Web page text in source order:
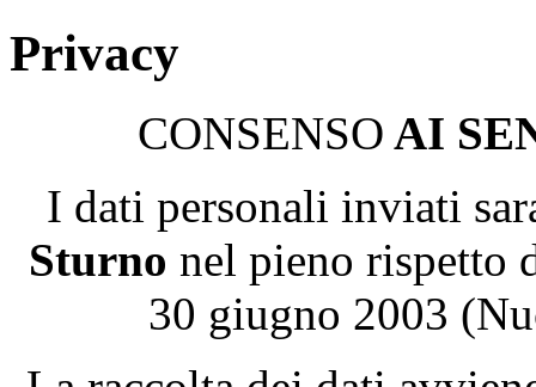
Privacy
CONSENSO AI
I dati personali inviati
Sturno nel pieno rispetto
30 giugno 2003